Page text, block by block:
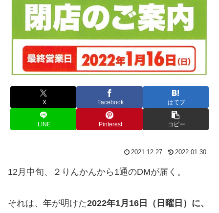
X Facebook はてブ
LINE Pinterest コピー
2021.12.27 2022.01.30
12月中旬、２りんかんから1通のDMが届く。
それは、年が明けた2022年1月16日（日曜日）に、